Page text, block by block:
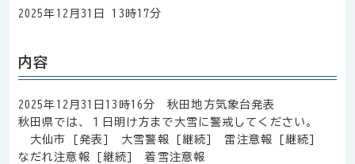
2025年12月31日 13時17分
内容
2025年12月31日13時16分 秋田地方気象台発表
秋田県では、１日明け方まで大雪に警戒してください。
大仙市 [発表] 大雪警報 [継続] 雷注意報 [継続]
なだれ注意報 [継続] 着雪注意報